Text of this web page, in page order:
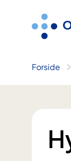
Forside